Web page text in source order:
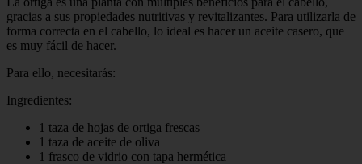
gracias a sus propiedades nutritivas y revitalizantes. Para utilizarla de
forma correcta en el cabello, lo ideal es hacer un aceite casero, que
es muy fácil de hacer.
Para ello, necesitarás:
Ingredientes:
1 taza de hojas de ortiga frescas
1 taza de aceite de oliva
1 frasco de vidrio con tapa hermética